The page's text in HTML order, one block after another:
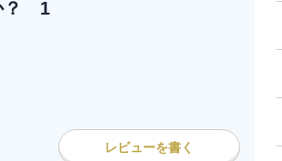
？ 1
レビューを書く